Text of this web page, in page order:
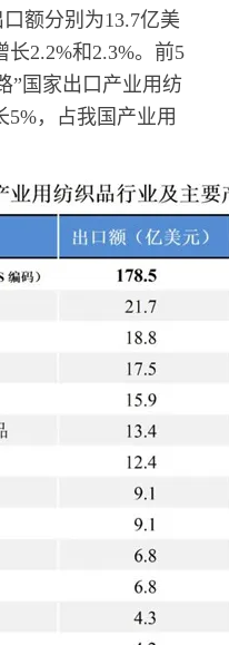
额分别为13.7亿美
2.2%和2.3%。前5
”国家出口产业用纺
5%，占我国产业用